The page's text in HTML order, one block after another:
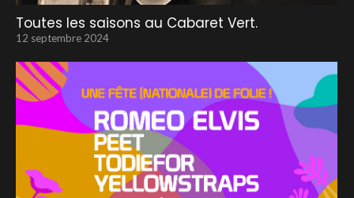
Toutes les saisons au Cabaret Vert.
12 septembre 2024